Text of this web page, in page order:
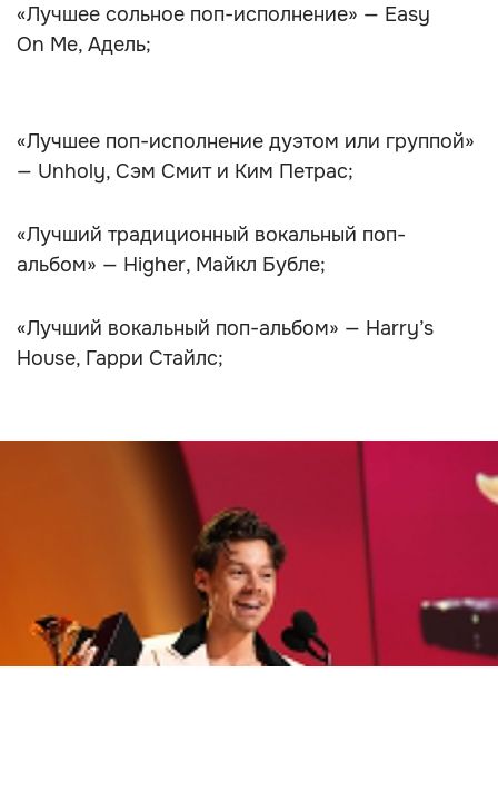
«Лучшее сольное поп-исполнение» — Easy
On Me, Адель;
«Лучшее поп-исполнение дуэтом или группой»
— Unholy, Сэм Смит и Ким Петрас;
«Лучший традиционный вокальный поп-
альбом» — Higher, Майкл Бубле;
«Лучший вокальный поп-альбом» — Harry’s
House, Гарри Стайлс;